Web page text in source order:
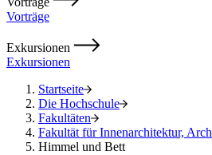
Vorträge
Exkursionen
Exkursionen
Startseite
Die Hochschule
Fakultäten
Fakultät für Innenarchitektur,
Himmel und Bett